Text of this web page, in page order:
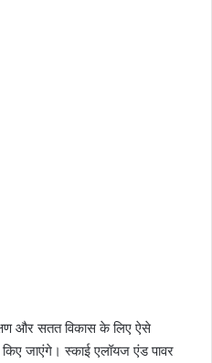
और सतत विकास के लिए ऐसे
किए जाएंगे। स्काई एलॉयज एंड पावर